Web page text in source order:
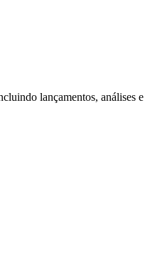
lançamentos, análises